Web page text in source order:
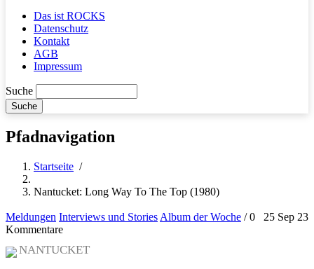
Das ist ROCKS
Datenschutz
Kontakt
AGB
Impressum
Suche
Pfadnavigation
Startseite /
Nantucket: Long Way To The Top (1980)
Meldungen Interviews und Stories Album der Woche 25 Sep 23
/0
Kommentare
NANTUCKET